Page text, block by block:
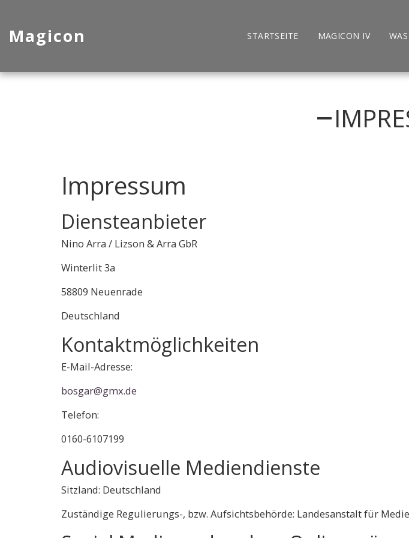
Magicon STARTSEITE MAGICON IV
Impressum
Diensteanbieter
Nino Arra / Lizson & Arra GbR
Winterlit 3a
58809 Neuenrade
Deutschland
Kontaktmöglichkeiten
E-Mail-Adresse:
bosgar@gmx.de
Telefon:
0160-6107199
Audiovisuelle Mediendienste
Sitzland: Deutschland
Zuständige Regulierungs-, bzw. Aufsichtsbehörde: Landesanstalt für